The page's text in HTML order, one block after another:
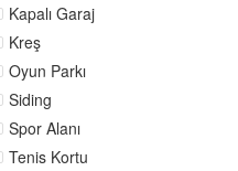
Kapalı Garaj
Kreş
Oyun Parkı
Siding
Spor Alanı
Tenis Kortu